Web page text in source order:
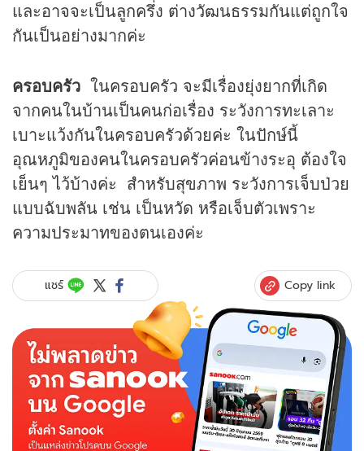
และอาจจะเป็นลูกครึ่ง ต่างวัฒนธรรมกันแต่ถูกใจ
กันเป็นอย่างมากค่ะ
ครอบครัว ในครอบครัว จะมีเรื่องยุ่งยากที่เกิด
จากคนในบ้านเป็นคนก่อเรื่อง ระวังการทะเลาะ
เบาะแว้งกันในครอบครัวด้วยค่ะ ในปักษ์นี้
อุณหภูมิของคนในครอบครัวค่อนข้างระอุ ต้องใจ
เย็นๆ ไว้บ้างค่ะ สำหรับสุขภาพ ระวังการเจ็บป่วย
แบบฉับพลัน เช่น เป็นหวัด หรือเจ็บตัวเพราะ
ความประมาทของตนเองค่ะ
แชร์ Copy link